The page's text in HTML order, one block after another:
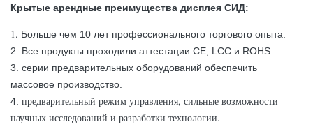
Крытые арендные преимущества дисплея СИД:
1. Больше чем 10 лет профессионального торгового опыта.
2. Все продукты проходили аттестации CE, LCC и ROHS.
3. серии предварительных оборудований обеспечить
массовое производство.
4. предварительный режим управления, сильные возможности
научных исследований и разработки технологии.